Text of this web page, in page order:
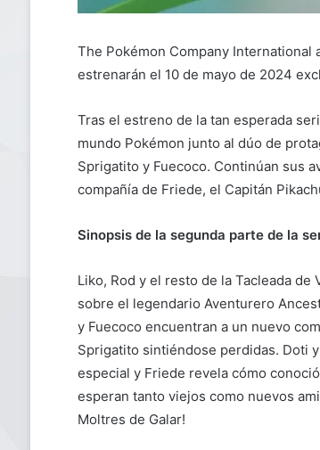
The Pokémon Company
estrenarán el 10 de mayo de 2024
Tras el estreno de la tan esperada
mundo Pokémon junto al dúo de
Sprigatito y Fuecoco. Continúan sus
compañía de Friede, el Capitán
Sinopsis de la segunda parte de la
Liko, Rod y el resto de la Tacleada
sobre el legendario Aventurero
y Fuecoco encuentran a un nuevo
Sprigatito sintiéndose perdidas. Doti
especial y Friede revela cómo
esperan tanto viejos como nuevos
Moltres de Galar!